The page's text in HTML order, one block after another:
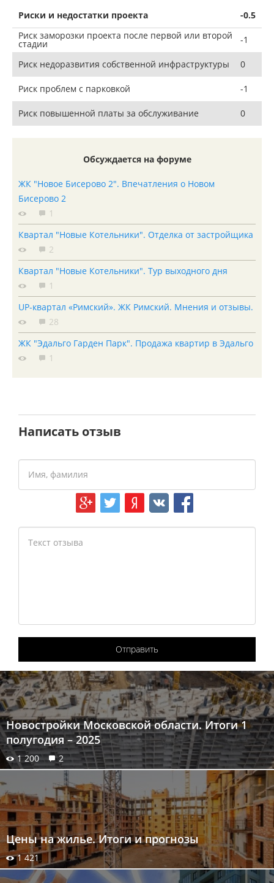
Риски и недостатки проекта
-0.5
Риск заморозки проекта после первой или второй
стадии -1
Риск недоразвития собственной инфраструктуры 0
Риск проблем с парковкой -1
Риск повышенной платы за обслуживание 0
Обсуждается на форуме
ЖК "Новое Бисерово 2". Впечатления о Новом
Бисерово 2
1
Квартал "Новые Котельники". Отделка от застройщика
2
Квартал "Новые Котельники". Тур выходного дня
1
UP-квартал «Римский». ЖК Римский. Мнения и отзывы.
28
ЖК "Эдальго Гарден Парк". Продажа квартир в Эдальго
1
Написать отзыв
Отправить
Новостройки Московской области. Итоги 1
полугодия – 2025
1 200 2
Цены на жилье. Итоги и прогнозы
1 421